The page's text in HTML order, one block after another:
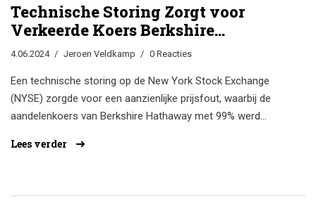
Technische Storing Zorgt voor
Verkeerde Koers Berkshire
Hathaway: Aandelen NYSE
Omlaag met 99%
4.06.2024 Jeroen Veldkamp 0 Reacties
Een technische storing op de New York Stock Exchange
(NYSE) zorgde voor een aanzienlijke prijsfout, waarbij de
aandelenkoers van Berkshire Hathaway met 99% werd
zorgen baarde onder investeerders. Het incident kwam op
Lees verder